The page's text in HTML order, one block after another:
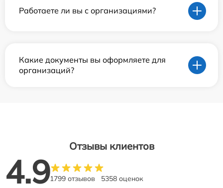
Работаете ли вы с организациями?
Какие документы вы оформляете для
организаций?
Отзывы клиентов
4.91799 отзывов 5358 оценок